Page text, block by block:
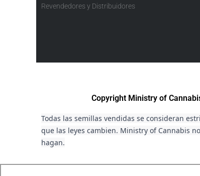
Revendedores y Distribuidores
Copyright Ministry of
Todas las semillas vendidas se consideran
que las leyes cambien. Ministry of Cannabis
hagan.